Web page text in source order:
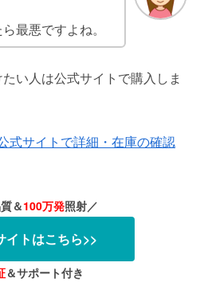
最悪ですよね。
い人は公式サイトで購入しま
式サイトで詳細・在庫の確認
＆100万発照射／
イトはこちら>>
＆サポート付き